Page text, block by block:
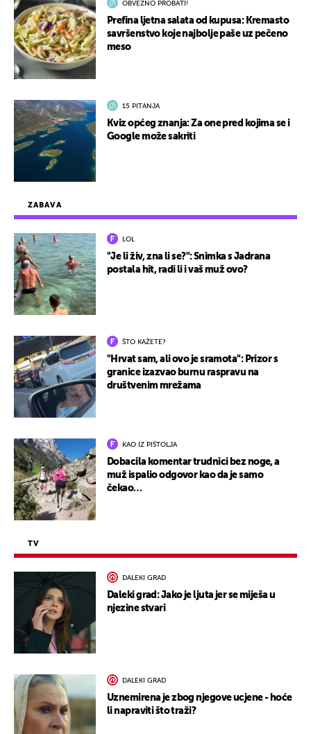
ZABAVA
LOL
"Je li živ, zna li se?": Snimka s Jadrana
postala hit, radi li i vaš muž ovo?
ŠTO KAŽETE?
"Hrvat sam, ali ovo je sramota": Prizor s
granice izazvao burnu raspravu na
društvenim mrežama
KAO IZ PIŠTOLJA
Dobacila komentar trudnici bez noge, a
muž ispalio odgovor kao da je samo
čekao…
TV
DALEKI GRAD
Daleki grad: Jako je ljuta jer se miješa u
njezine stvari
DALEKI GRAD
Uznemirena je zbog njegove ucjene - hoće
li napraviti što traži?
OBVEZNO PROBATI!
Prefina ljetna salata od kupusa: Kremasto
savršenstvo koje najbolje paše uz pečeno
meso
15 PITANJA
Kviz općeg znanja: Za one pred kojima se i
Google može sakriti